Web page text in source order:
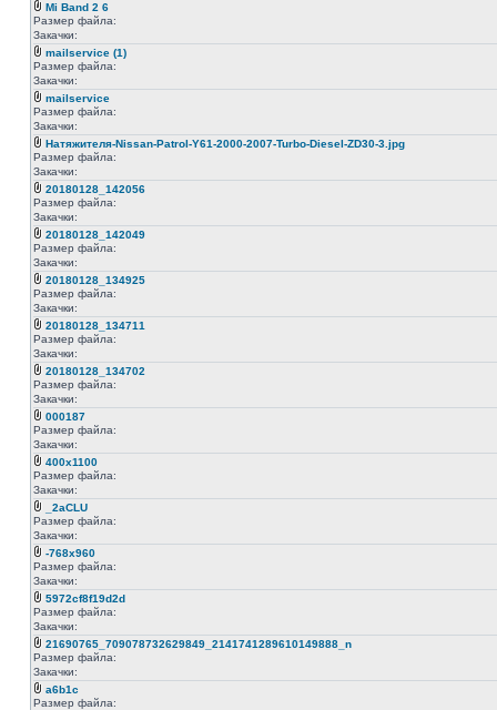
Mi Band 2 6
Размер файла:
Закачки:
mailservice (1)
Размер файла:
Закачки:
mailservice
Размер файла:
Закачки:
Натяжителя-Nissan-Patrol-Y61-2000-2007-Turbo-Diesel-ZD30-3.jpg
Размер файла:
Закачки:
20180128_142056
Размер файла:
Закачки:
20180128_142049
Размер файла:
Закачки:
20180128_134925
Размер файла:
Закачки:
20180128_134711
Размер файла:
Закачки:
20180128_134702
Размер файла:
Закачки:
000187
Размер файла:
Закачки:
400x1100
Размер файла:
Закачки:
_2aCLU
Размер файла:
Закачки:
-768x960
Размер файла:
Закачки:
5972cf8f19d2d
Размер файла:
Закачки:
21690765_709078732629849_2141741289610149888_n
Размер файла:
Закачки:
a6b1c
Размер файла: